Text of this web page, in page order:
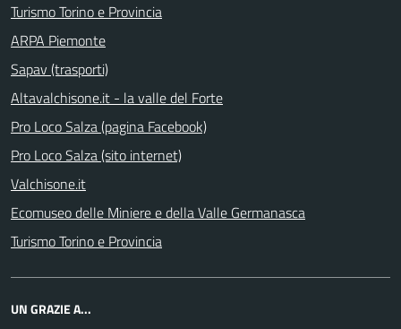
Turismo Torino e Provincia
ARPA Piemonte
Sapav (trasporti)
Altavalchisone.it - la valle del Forte
Pro Loco Salza (pagina Facebook)
Pro Loco Salza (sito internet)
Valchisone.it
Ecomuseo delle Miniere e della Valle Germanasca
Turismo Torino e Provincia
UN GRAZIE A...